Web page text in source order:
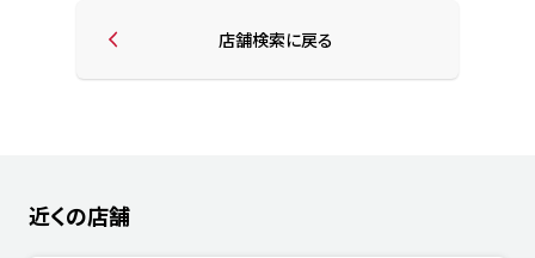
店舗検索に戻る
近くの店舗